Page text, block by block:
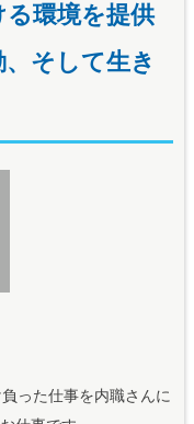
環境を提供
そして生き
った仕事を内職さんに